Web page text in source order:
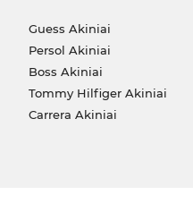
Guess Akiniai
Persol Akiniai
Boss Akiniai
Tommy Hilfiger Akiniai
Carrera Akiniai